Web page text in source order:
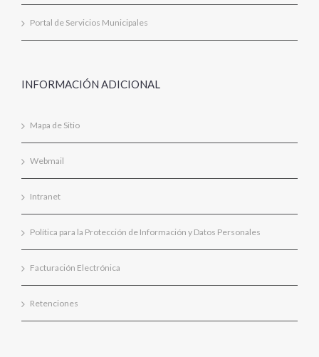
Portal de Servicios Municipales
INFORMACIÓN ADICIONAL
Mapa de Sitio
Webmail
Intranet
Política para la Protección de Información y Datos Personales
Facturación Electrónica
Retenciones